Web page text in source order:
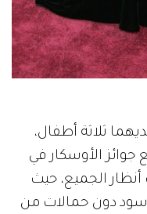
ثلاثة أطفال،
جوائز الأوسكار في
أنظار الجميع، حيث
أسود دون حمالات من